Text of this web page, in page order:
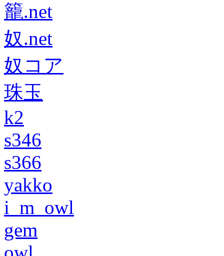
籠.net
奴.net
奴コア
珠玉
k2
s346
s366
yakko
i_m_owl
gem